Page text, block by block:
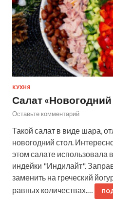
КУХНЯ
Салат
Оставьте комментарий
Такой салат в виде шара,
новогодний стол.
этом салате использовала
индейки "Индилайт".
заменить на греческий
равных количествах.…